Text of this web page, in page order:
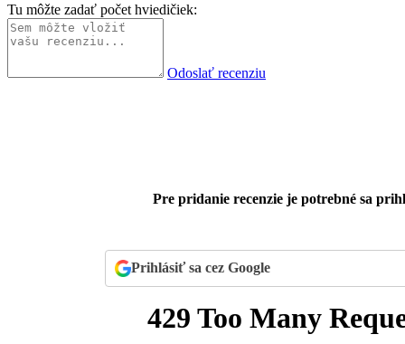
Tu môžte zadať počet hviedičiek:
Odoslať recenziu
Pre pridanie recenzie je potrebné sa
Prihlásiť sa cez Google